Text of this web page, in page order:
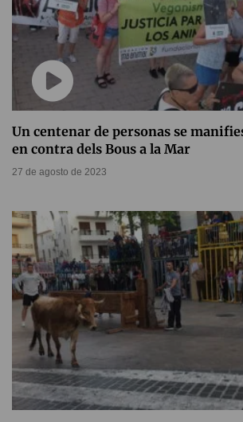
Un centenar de personas se
en contra dels Bous a la Mar
27 de agosto de 2023